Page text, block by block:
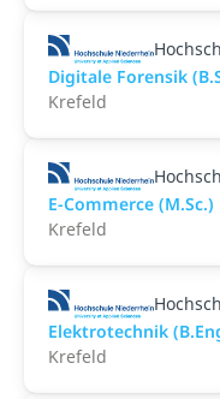
Digitale Forensik
Krefeld
E-Commerce (M.Sc.)
Krefeld
Elektrotechnik
Krefeld